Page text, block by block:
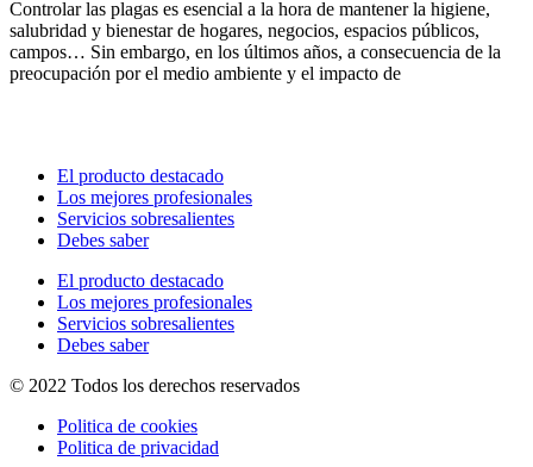
Controlar las plagas es esencial a la hora de mantener la higiene,
salubridad y bienestar de hogares, negocios, espacios públicos,
campos… Sin embargo, en los últimos años, a consecuencia de la
preocupación por el medio ambiente y el impacto de
El producto destacado
Los mejores profesionales
Servicios sobresalientes
Debes saber
El producto destacado
Los mejores profesionales
Servicios sobresalientes
Debes saber
© 2022 Todos los derechos reservados
Politica de cookies
Politica de privacidad